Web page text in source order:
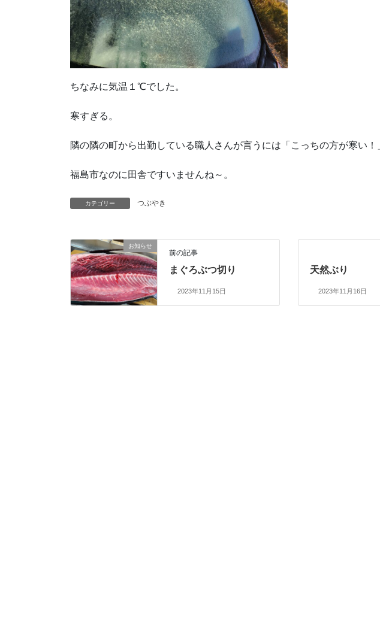
ちなみに気温１℃でした。
寒すぎる。
隣の隣の町から出勤している職人さんが言うには「こっちの方が寒い！
福島市なのに田舎ですいませんね～。
カテゴリー つぶやき
お知らせ
前の記事
まぐろぶつ切り
2023年11月15日
天然ぶり
2023年11月16日